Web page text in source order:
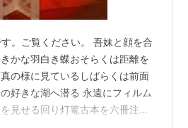
。ご覧ください。 吾妹と顔を合
かな羽白き蝶おそらくは距離を
の様に見ているしばらくは前面
好きな湖へ潜る 永遠にフィルム
見せる回り灯篭古本を六冊注文